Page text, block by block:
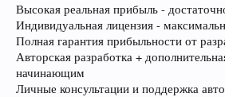
Высокая реальная прибыль -
Индивидуальная лицензия -
Полная гарантия прибыльности от
Авторская разработка +
начинающим
Личные консультации и поддержка